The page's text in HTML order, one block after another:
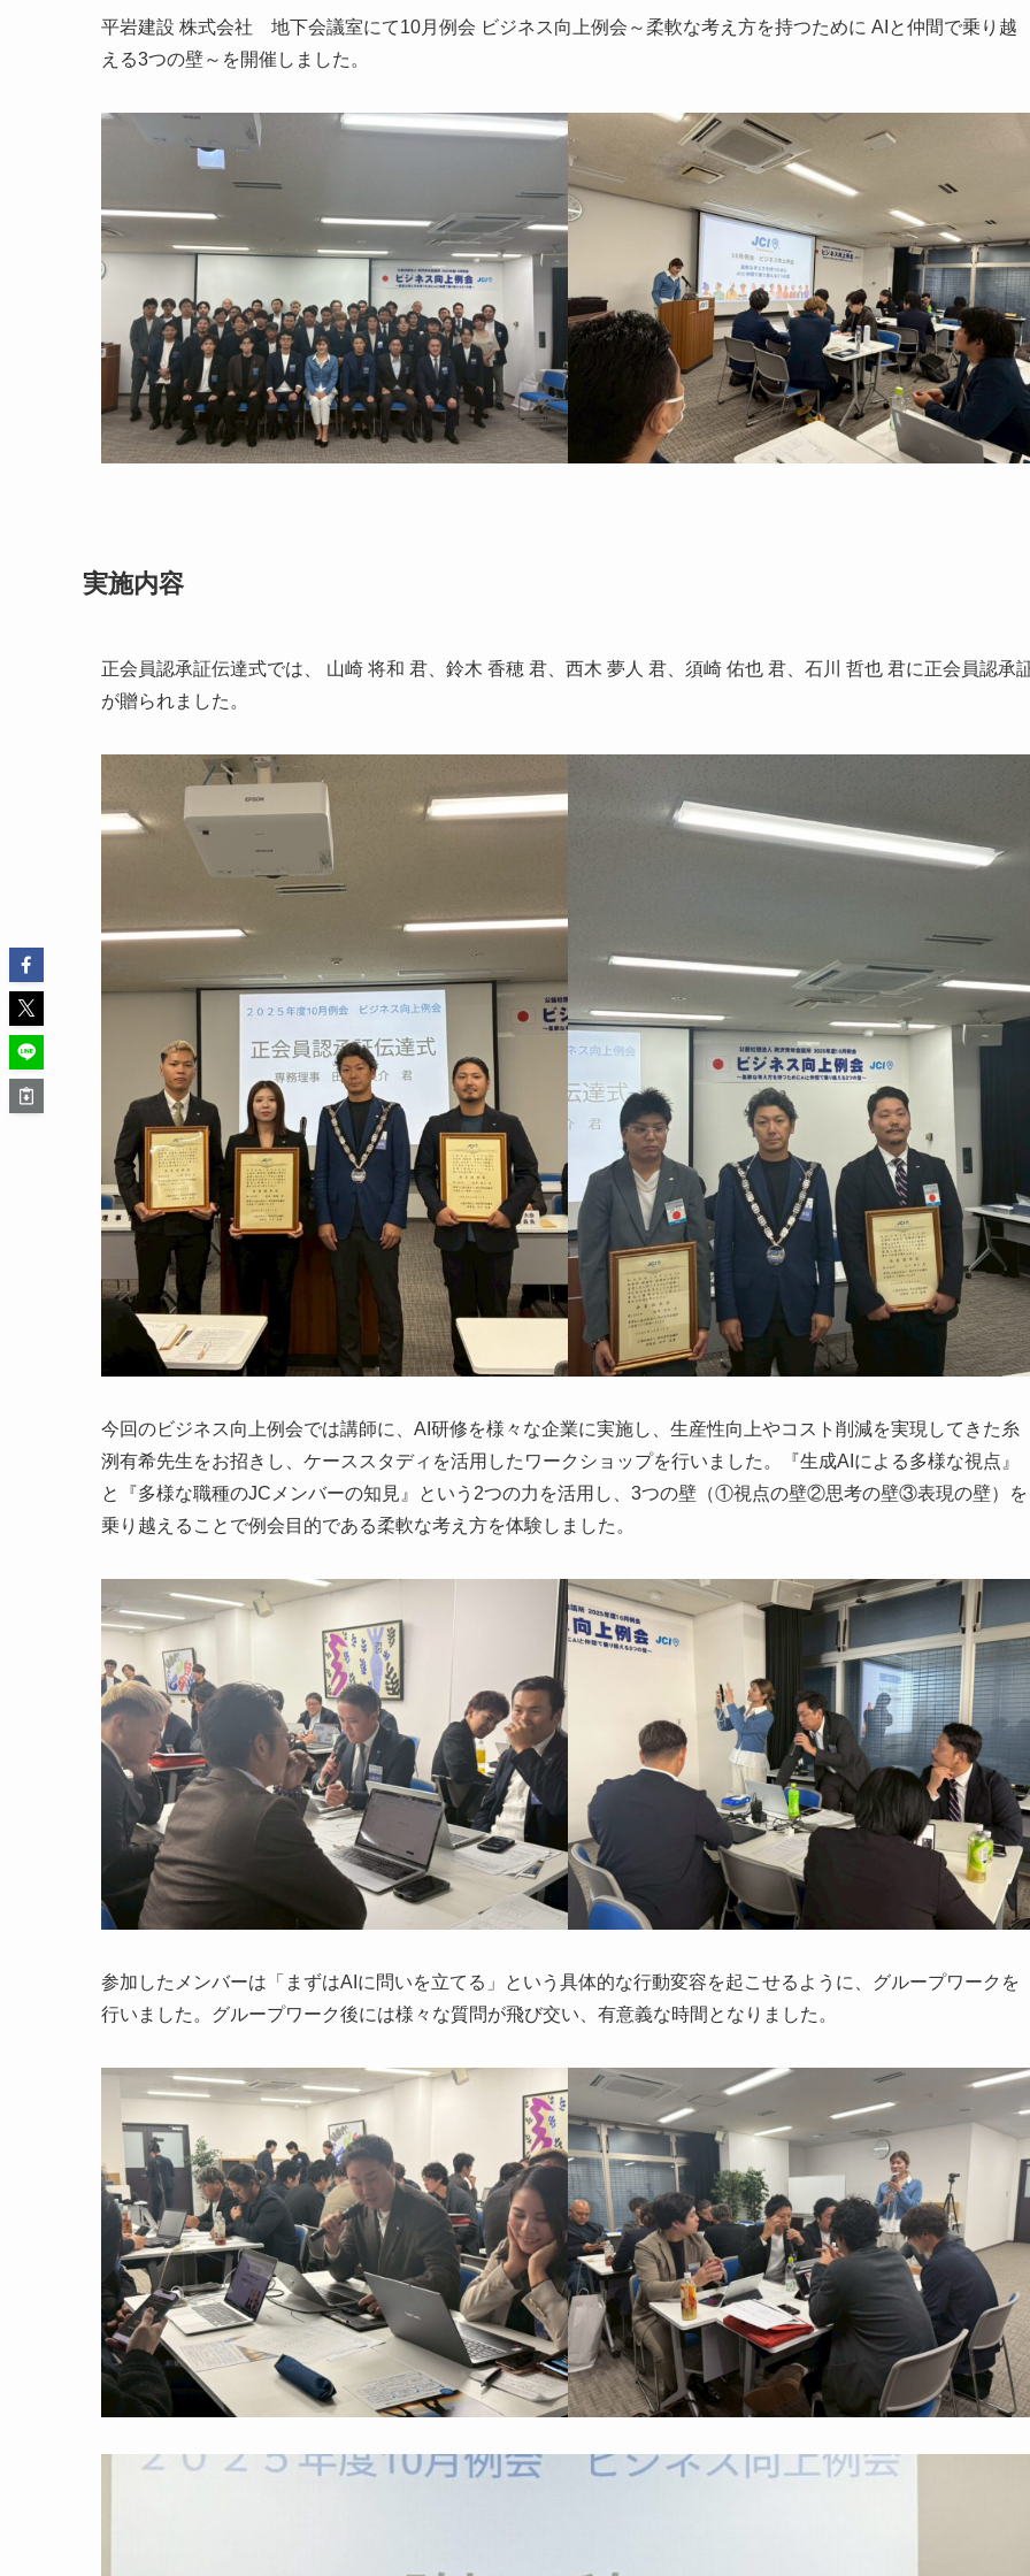
平岩建設 株式会社 地下会議室にて10月例会 ビジネス向上例会～柔軟な考え方を持つために AIと仲間で乗り越
える3つの壁～を開催しました。
実施内容
正会員認承証伝達式では、 山崎 将和 君、鈴木 香穂 君、西木 夢人 君、須崎 佑也 君、石川 哲也 君に正会員認承
が贈られました。
今回のビジネス向上例会では講師に、AI研修を様々な企業に実施し、生産性向上やコスト削減を実現してきた糸
洌有希先生をお招きし、ケーススタディを活用したワークショップを行いました。『生成AIによる多様な視点』
と『多様な職種のJCメンバーの知見』という2つの力を活用し、3つの壁（①視点の壁②思考の壁③表現の壁）を
乗り越えることで例会目的である柔軟な考え方を体験しました。
参加したメンバーは「まずはAIに問いを立てる」という具体的な行動変容を起こせるように、グループワークを
行いました。グループワーク後には様々な質問が飛び交い、有意義な時間となりました。